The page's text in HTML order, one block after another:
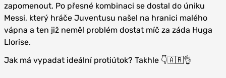
zapomenout. Po přesné kombinaci se dostal do úniku
Messi, který hráče Juventusu našel na hranici malého
vápna a ten již neměl problém dostat míč za záda Huga
Llorise.
Jak má vypadat ideální protiútok? Takhle 👇🇦🇷👌